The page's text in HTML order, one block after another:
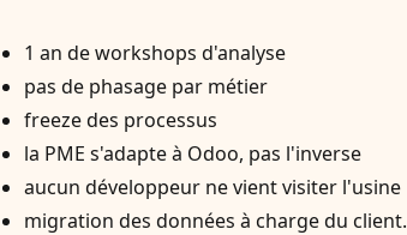
1 an de workshops d'analyse
pas de phasage par métier
freeze des processus
la PME s'adapte à Odoo, pas l'inverse
aucun développeur ne vient visiter l'usine
migration des données à charge du client.